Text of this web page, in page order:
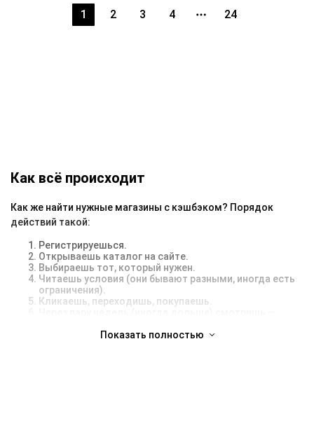
1 2 3 4 24
Как всё происходит
Как же найти нужные магазины с кэшбэком? Порядок
действий такой:
Регистрируешься.
Открываешь каталог на сайте.
Выбираешь тот, который нужен.
Читаешь условия (они бывают разными, иногда есть
ограничения).
Кликаешь, переходишь, покупаешь.
Показать полностью